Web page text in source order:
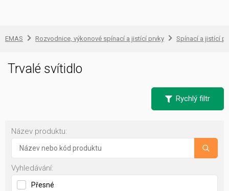
EMAS Rozvodnice, výkonové spínací a jistící prvky Spínací a jistící
Trvalé svítidlo
Rychlý filtr
Název produktu:
Vyhledávání:
Přesné